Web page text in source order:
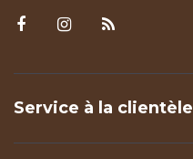
Service à la clientèle